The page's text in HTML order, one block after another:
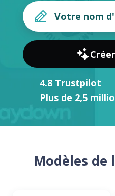
4.8 Trustpilot
Plus de 2,5
Modèles de